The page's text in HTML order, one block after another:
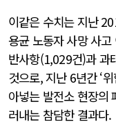
이같은 수치는 지난
용균 노동자 사망 사
반사항(1,029건)과 과
것으로, 지난 6년간 ‘
아넣는 발전소 현장의
러내는 참담한 결과다.